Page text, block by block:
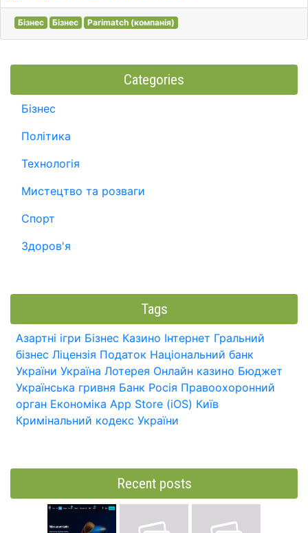
Бізнес Бізнес Parimatch (компанія)
Categories
Бізнес
Політика
Технологія
Мистецтво та розваги
Спорт
Здоров'я
Tags
Азартні ігри Бізнес Казино Інтернет Гральний
бізнес Ліцензія Податок Національний банк
України Україна Лотерея Онлайн казино Бюджет
Українська гривня Банк Росія Правоохоронний
орган Економіка App Store (iOS) Київ
Кримінальний кодекс України
Recent posts